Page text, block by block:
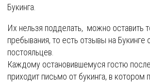
Букинга.
Их нельзя подделать, можно оставить
пребывания, то есть отзывы на Букинге
постояльцев.
Каждому остановившемуся гостю
приходит письмо от букинга, в котором